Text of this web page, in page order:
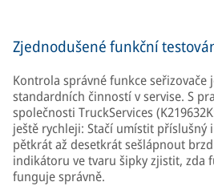
Zjednodušené funkční
Kontrola správné funkce seřizovače
standardních činností v servise. S
společnosti TruckServices
ještě rychleji: Stačí umístit příslušný
pětkrát až desetkrát sešlápnout
indikátoru ve tvaru šipky zjistit, zda
funguje správně.